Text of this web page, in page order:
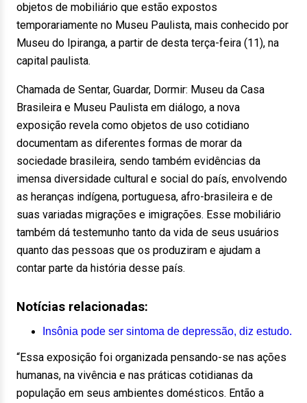
objetos de mobiliário que estão expostos
temporariamente no Museu Paulista, mais conhecido por
Museu do Ipiranga, a partir de desta terça-feira (11), na
capital paulista.
Chamada de Sentar, Guardar, Dormir: Museu da Casa
Brasileira e Museu Paulista em diálogo, a nova
exposição revela como objetos de uso cotidiano
documentam as diferentes formas de morar da
sociedade brasileira, sendo também evidências da
imensa diversidade cultural e social do país, envolvendo
as heranças indígena, portuguesa, afro-brasileira e de
suas variadas migrações e imigrações. Esse mobiliário
também dá testemunho tanto da vida de seus usuários
quanto das pessoas que os produziram e ajudam a
contar parte da história desse país.
Notícias relacionadas:
Insônia pode ser sintoma de depressão, diz estudo.
“Essa exposição foi organizada pensando-se nas ações
humanas, na vivência e nas práticas cotidianas da
população em seus ambientes domésticos. Então a